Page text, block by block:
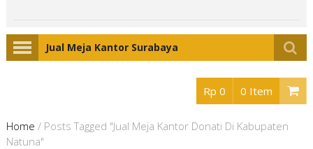
Jual Meja Kantor Surabaya
Rp 0 0 Item
Home / Posts Tagged "Jual Meja Kantor Donati Di Kabupaten
Natuna"